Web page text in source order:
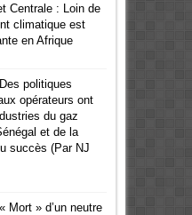
Centrale : Loin de
climatique est
en Afrique
politiques
opérateurs ont
du gaz
et de la
succès (Par NJ
Mort » d’un neutre